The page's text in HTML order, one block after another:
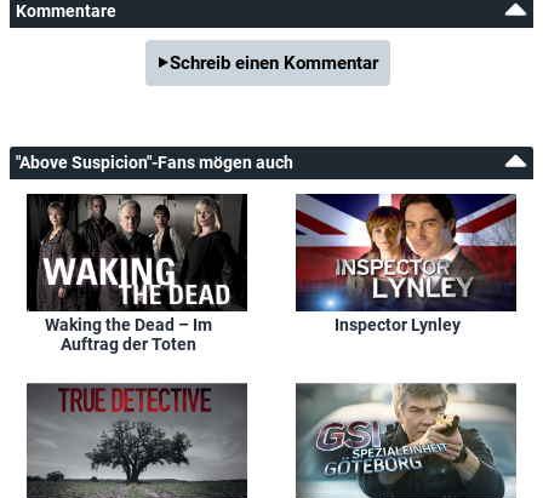
Kommentare
Schreib einen Kommentar
"Above Suspicion"-Fans mögen auch
Waking the Dead – Im
Auftrag der Toten
Inspector Lynley